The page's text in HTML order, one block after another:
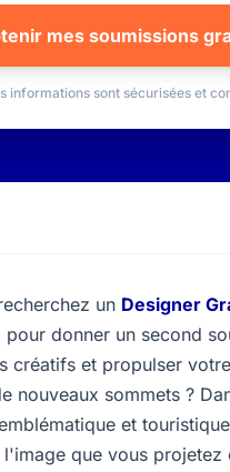
mes soumissions
informations sont sécurisées et
un Designer
pour donner un second
créatifs et propulser
nouveaux sommets ?
et
l'image que vous projetez